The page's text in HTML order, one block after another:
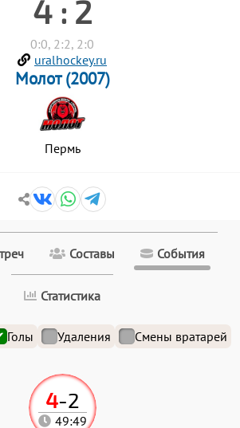
4 : 2
0:0, 2:2, 2:0
uralhockey.ru
Молот (2007)
Пермь
Составы События
Статистика
Голы Удаления Смены вратарей
4-2
49:49